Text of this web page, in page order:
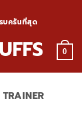
บครันที่สุด
0